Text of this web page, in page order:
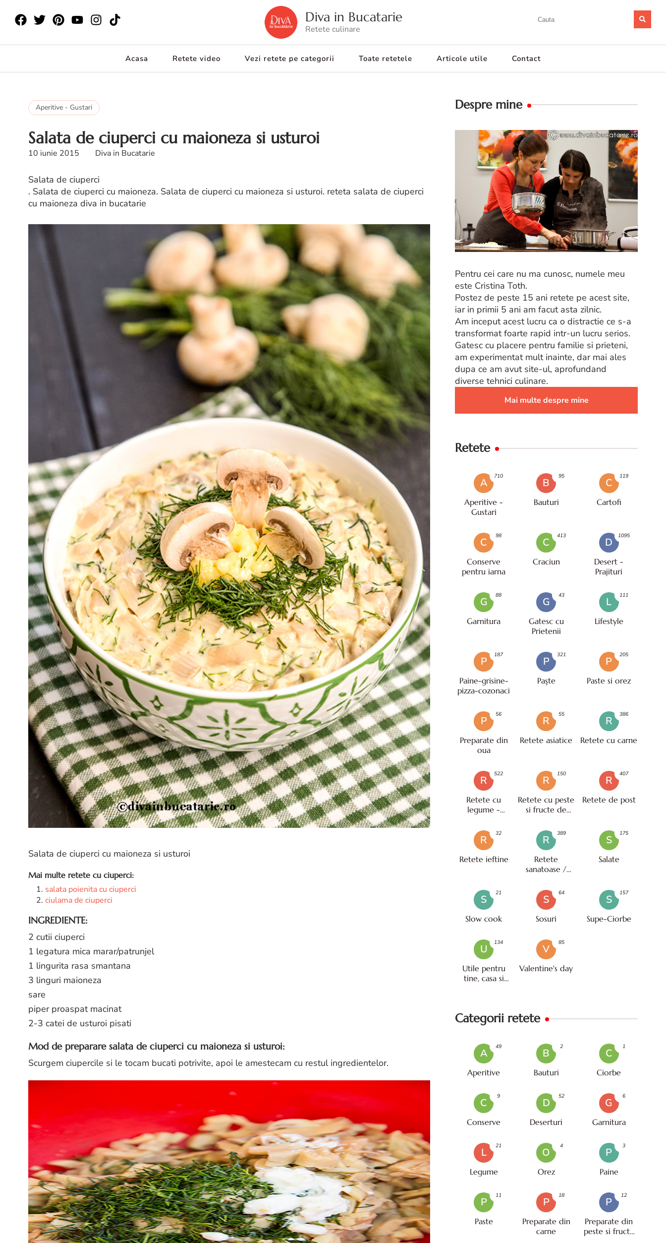
Diva in Bucatarie
Retete culinare
Acasa Retete video Vezi retete pe categorii Toate retetele Articole utile Contact
Aperitive - Gustari
Salata de ciuperci cu maioneza si usturoi
10 iunie 2015 Diva in Bucatarie
Salata de ciuperci
. Salata de ciuperci cu maioneza. Salata de ciuperci cu maioneza si usturoi. reteta salata de ciuperci
cu maioneza diva in bucatarie
Salata de ciuperci cu maioneza si usturoi
Mai multe retete cu ciuperci:
salata poienita cu ciuperci
ciulama de ciuperci
INGREDIENTE:
2 cutii ciuperci
1 legatura mica marar/patrunjel
1 lingurita rasa smantana
3 linguri maioneza
sare
piper proaspat macinat
2-3 catei de usturoi pisati
Mod de preparare salata de ciuperci cu maioneza si usturoi:
Scurgem ciupercile si le tocam bucati potrivite, apoi le amestecam cu restul ingredientelor.
Despre mine
Pentru cei care nu ma cunosc, numele meu
este Cristina Toth.
Postez de peste 15 ani retete pe acest site,
iar in primii 5 ani am facut asta zilnic.
Am inceput acest lucru ca o distractie ce s-a
transformat foarte rapid intr-un lucru serios.
Gatesc cu placere pentru familie si prieteni,
am experimentat mult inainte, dar mai ales
dupa ce am avut site-ul, aprofundand
diverse tehnici culinare.
Mai multe despre mine
Retete
A
Aperitive -
Gustari
710
B
Bauturi
95
C
Cartofi
119
C
Conserve
pentru iarna
98
C
Craciun
413
D
Desert -
Prajituri
1095
G
Garnitura
88
G
Gatesc cu
Prietenii
43
L
Lifestyle
111
P
Paine-grisine-
pizza-cozonaci
187
P
Paşte
321
P
Paste si orez
205
P
Preparate din
oua
56
R
Retete asiatice
55
R
Retete cu carne
386
R
Retete cu
legume -
522
R
Retete cu peste
si fructe de
150
R
Retete de post
407
R
Retete ieftine
32
R
Retete
sanatoase /
389
S
Salate
175
S
Slow cook
21
S
Sosuri
64
S
Supe-Ciorbe
157
U
Utile pentru
tine, casa si
134
V
Valentine's day
85
Categorii retete
A
Aperitive
49
B
Bauturi
2
C
Ciorbe
1
C
Conserve
9
D
Deserturi
52
G
Garnitura
6
L
Legume
21
O
Orez
4
P
Paine
3
P
Paste
11
P
Preparate din
carne
18
P
Preparate din
peste si fructe
12